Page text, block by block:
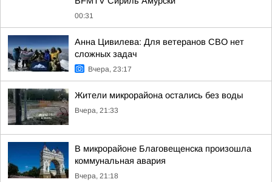
00:31
Анна Цивилева: Для ветеранов СВО нет
сложных задач
Вчера, 23:17
Жители микрорайона остались без воды
Вчера, 21:33
В микрорайоне Благовещенска произошла
коммунальная авария
Вчера, 21:18